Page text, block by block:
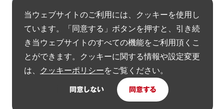
BRUNO株式会社
Dell Pro Premium EcoLoop Series
Dell Technologies
ヘルメットインナー
当ウェブサイトのご利用には、クッキーを使用し
ています。「同意する」ボタンを押すと、引き続
き当ウェブサイトのすべての機能をご利用頂くこ
とができます。クッキーに関する情報や設定変更
は、
クッキーポリシーをご覧ください。
同意しない 同意する